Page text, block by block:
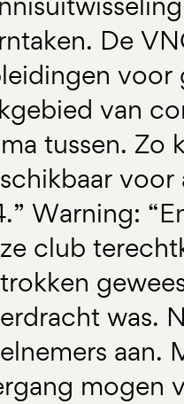
De
voor
van
tussen. Zo
Warning:
club
was.
aan.
mogen